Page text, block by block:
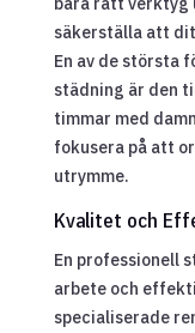
säkerställa att
En av de största
städning är den
timmar med
fokusera på att
utrymme.
Kvalitet och
En professionell
arbete och
specialiserade